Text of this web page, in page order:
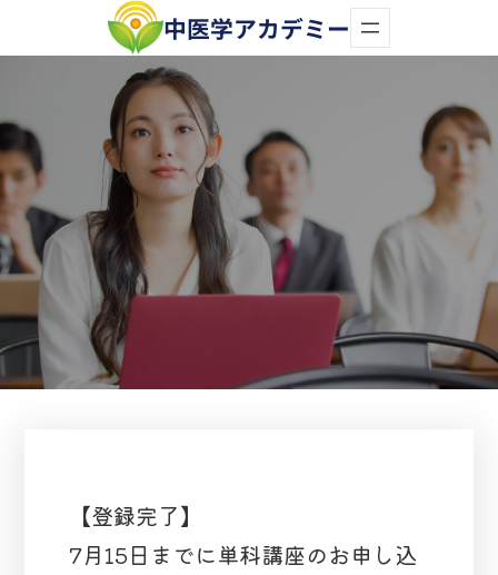
容
ス
キ
ッ
プ
中医学アカデミー
【登録完了】
7月15日までに単科講座のお申し込